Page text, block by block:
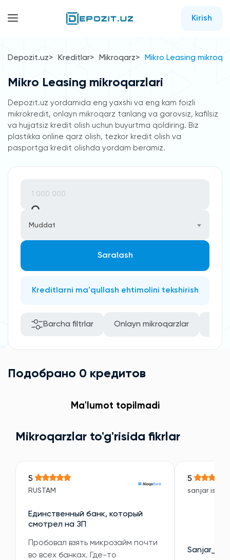
Kirish
Depozit.uz Kreditlar Mikroqarz Mikro Leasing
Mikro Leasing mikroqarzlari
Depozit.uz yordamida eng yaxshi va eng kam foizli
mikrokredit, onlayn mikroqarz tanlang va garovsiz, kafilsiz
va hujjatsiz kredit olish uchun buyurtma qoldiring. Biz
plastikka online qarz olish, tezkor kredit olish va
pasportga kredit olishda yordam beramiz.
Muddat
Saralash
Kreditlarni ma'qullash ehtimolini tekshirish
Barcha filtrlar Onlayn mikroqarzlar
Подобрано 0 кредитов
Ma'lumot topilmadi
Mikroqarzlar to'g'risida fikrlar
5
RUSTAM
Единственный банк, который
смотрел на ЗП
Пробовал взять микрозайм почти
во всех банках. Где-то
5
sanjar